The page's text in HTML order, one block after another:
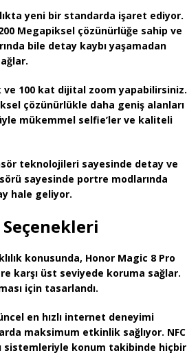
yeni bir standarda işaret ediyor.
Megapiksel çözünürlüğe sahip ve
bile detay kaybı yaşamadan
100 kat dijital zoom yapabilirsiniz.
çözünürlükle daha geniş alanları
mükemmel selfie’ler ve kaliteli
teknolojileri sayesinde detay ve
sayesinde portre modlarında
hale geliyor.
Seçenekleri
konusunda, Honor Magic 8 Pro
karşı üst seviyede koruma sağlar.
için tasarlandı.
en hızlı internet deneyimi
maksimum etkinlik sağlıyor. NFC
sistemleriyle konum takibinde hiçbir